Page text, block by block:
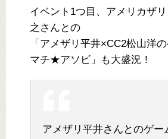
イベント1つ目、アメリカザ
之さんとの
「アメザリ平井×CC2松山洋
マチ★アソビ」も大盛況！
アメザリ平井さんとのゲー